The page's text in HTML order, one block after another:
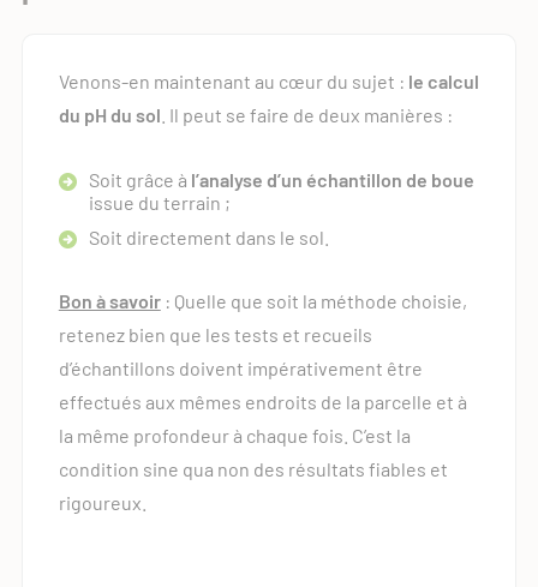
Venons-en maintenant au cœur du sujet : le calcul
du pH du sol . Il peut se faire de deux manières :
Soit grâce à l’analyse d’un échantillon de boue
issue du terrain ;
Soit directement dans le sol.
Bon à savoir: Quelle que soit la méthode choisie,
retenez bien que les tests et recueils
d’échantillons doivent impérativement être
effectués aux mêmes endroits de la parcelle et à
la même profondeur à chaque fois. C’est la
condition sine qua non des résultats fiables et
rigoureux.